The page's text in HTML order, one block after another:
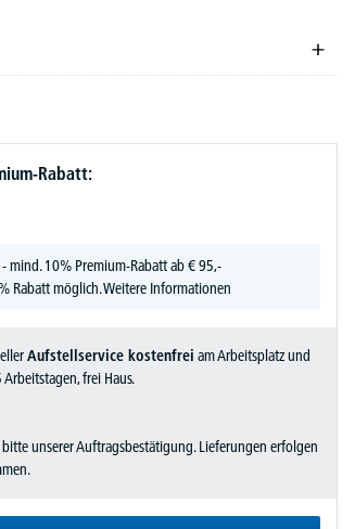
Rabatt:
mind. 10% Premium-Rabatt ab € 95,-
Rabatt möglich.Weitere Informationen
Aufstellservice kostenfrei am Arbeitsplatz und
frei Haus.
unserer Auftragsbestätigung. Lieferungen erfolgen